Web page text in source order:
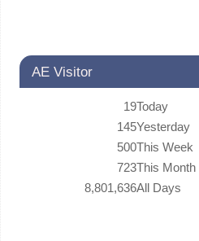
AE Visitor
Today
19
Yesterday
145
This Week
500
This Month
723
All Days
8,801,636